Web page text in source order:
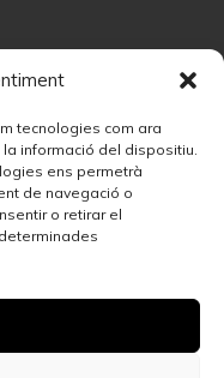
tecnologies com ara
informació del dispositiu.
ens permetrà
de navegació o
o retirar el